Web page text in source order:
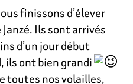
finissons d’élever
Ils sont arrivés
d’un jour début
ils ont bien grandi
toutes nos volailles,